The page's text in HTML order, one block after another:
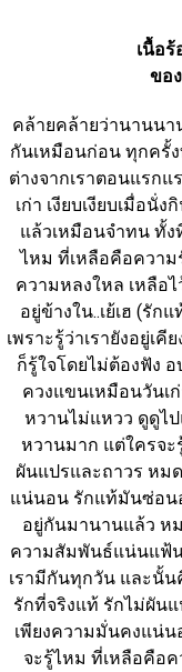
เนื้อ
ขอ
คล้ายคล้ายว่านานนา
กันเหมือนก่อน ทุกครั้
ต่างจากเราตอนแรก
เก่า เงียบเงียบเมื่อ
แล้วเหมือนจำทน ทั้ง
ไหม ที่เหลือคือควา
ความหลงใหล เหลือ
อยู่ข้างใน..เย้เฮ (รั
เพราะรู้ว่าเรายังอยู่เคี
ก็รู้ใจโดยไม่ต้องฟัง
ควงแขนเหมือนวันเ
หวานไม่แหวว ดูดูไ
หวานมาก แต่ใครจ
ผันแปรและถาวร หม
แน่นอน รักแท้มันซ่อน
อยู่กันมานานแล้ว ห
ความสัมพันธ์แน่นแฟ้น
เรามีกันทุกวัน และนั้
รักที่จริงแท้ รักไม่ผัน
เพียงความมั่นคงแน่น
จะรู้ไหม ที่เหลือคือ